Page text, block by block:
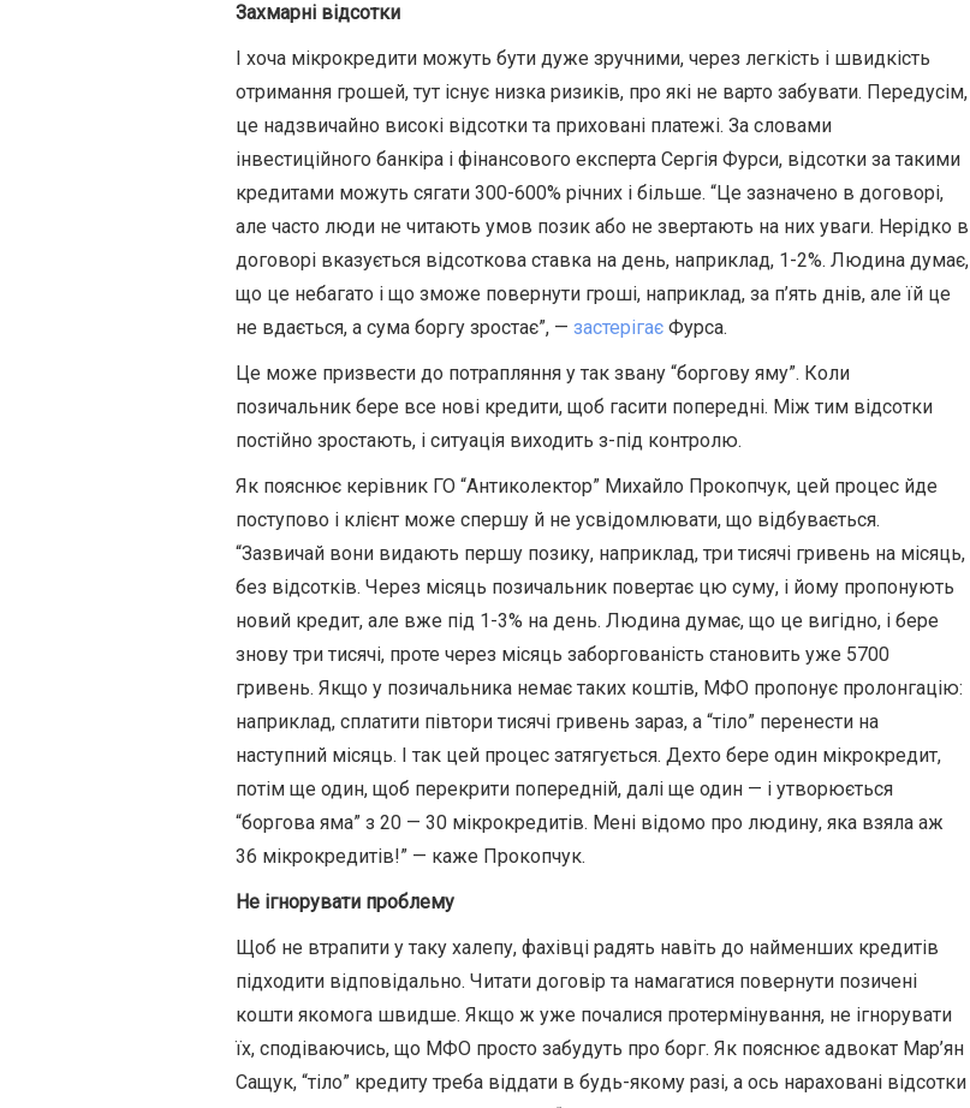
Захмарні відсотки
І хоча мікрокредити можуть бути дуже зручними, через легкість і швидкість
отримання грошей, тут існує низка ризиків, про які не варто забувати. Передусім,
це надзвичайно високі відсотки та приховані платежі. За словами
інвестиційного банкіра і фінансового експерта Сергія Фурси, відсотки за такими
кредитами можуть сягати 300-600% річних і більше. “Це зазначено в договорі,
але часто люди не читають умов позик або не звертають на них уваги. Нерідко в
договорі вказується відсоткова ставка на день, наприклад, 1-2%. Людина думає,
що це небагато і що зможе повернути гроші, наприклад, за п’ять днів, але їй це
не вдається, а сума боргу зростає”, — застерігає Фурса.
Це може призвести до потрапляння у так звану “боргову яму”. Коли
позичальник бере все нові кредити, щоб гасити попередні. Між тим відсотки
постійно зростають, і ситуація виходить з-під контролю.
Як пояснює керівник ГО “Антиколектор” Михайло Прокопчук, цей процес йде
поступово і клієнт може спершу й не усвідомлювати, що відбувається.
“Зазвичай вони видають першу позику, наприклад, три тисячі гривень на місяць,
без відсотків. Через місяць позичальник повертає цю суму, і йому пропонують
новий кредит, але вже під 1-3% на день. Людина думає, що це вигідно, і бере
знову три тисячі, проте через місяць заборгованість становить уже 5700
гривень. Якщо у позичальника немає таких коштів, МФО пропонує пролонгацію:
наприклад, сплатити півтори тисячі гривень зараз, а “тіло” перенести на
наступний місяць. І так цей процес затягується. Дехто бере один мікрокредит,
потім ще один, щоб перекрити попередній, далі ще один — і утворюється
“боргова яма” з 20 — 30 мікрокредитів. Мені відомо про людину, яка взяла аж
36 мікрокредитів!” — каже Прокопчук.
Не ігнорувати проблему
Щоб не втрапити у таку халепу, фахівці радять навіть до найменших кредитів
підходити відповідально. Читати договір та намагатися повернути позичені
кошти якомога швидше. Якщо ж уже почалися протермінування, не ігнорувати
їх, сподіваючись, що МФО просто забудуть про борг. Як пояснює адвокат Мар’ян
Сащук, “тіло” кредиту треба віддати в будь-якому разі, а ось нараховані відсотки